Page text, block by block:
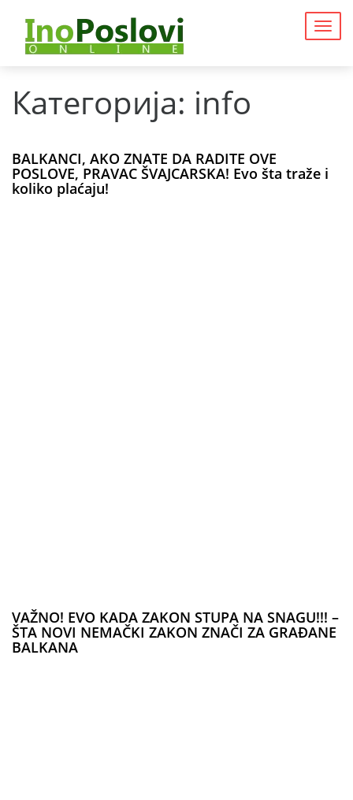
Категорија: info
BALKANCI, AKO ZNATE DA RADITE OVE
POSLOVE, PRAVAC ŠVAJCARSKA! Evo šta traže i
koliko plaćaju!
VAŽNO! EVO KADA ZAKON STUPA NA SNAGU!!! –
ŠTA NOVI NEMAČKI ZAKON ZNAČI ZA GRAĐANE
BALKANA